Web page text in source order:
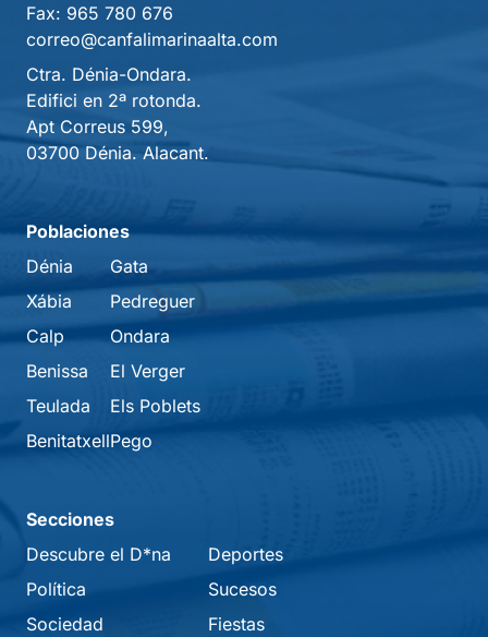
Fax: 965 780 676
correo@canfalimarinaalta.com
Ctra. Dénia-Ondara.
Edifici en 2ª rotonda.
Apt Correus 599,
03700 Dénia. Alacant.
Poblaciones
Dénia
Xábia
Calp
Benissa
Teulada
Benitatxell
Gata
Pedreguer
Ondara
El Verger
Els Poblets
Pego
Secciones
Descubre el D*na
Política
Sociedad
Deportes
Sucesos
Fiestas